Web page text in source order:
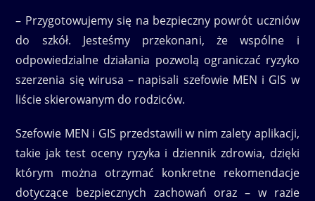
– Przygotowujemy się na bezpieczny powrót uczniów
do szkół. Jesteśmy przekonani, że wspólne i
odpowiedzialne działania pozwolą ograniczać ryzyko
szerzenia się wirusa – napisali szefowie MEN i GIS w
liście skierowanym do rodziców.
Szefowie MEN i GIS przedstawili w nim zalety aplikacji,
takie jak test oceny ryzyka i dziennik zdrowia, dzięki
którym można otrzymać konkretne rekomendacje
dotyczące bezpiecznych zachowań oraz – w razie